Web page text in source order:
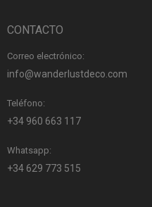
CONTACTO
Correo electrónico:
info@wanderlustdeco.com
Teléfono:
+34 960 663 117
Whatsapp:
+34 629 773 515